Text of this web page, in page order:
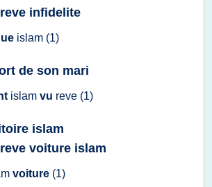
infidelite
islam (1)
de son mari
islam vu reve (1)
islam
voiture islam
voiture (1)